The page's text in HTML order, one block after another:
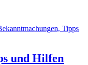
Tipps
und Hilfen